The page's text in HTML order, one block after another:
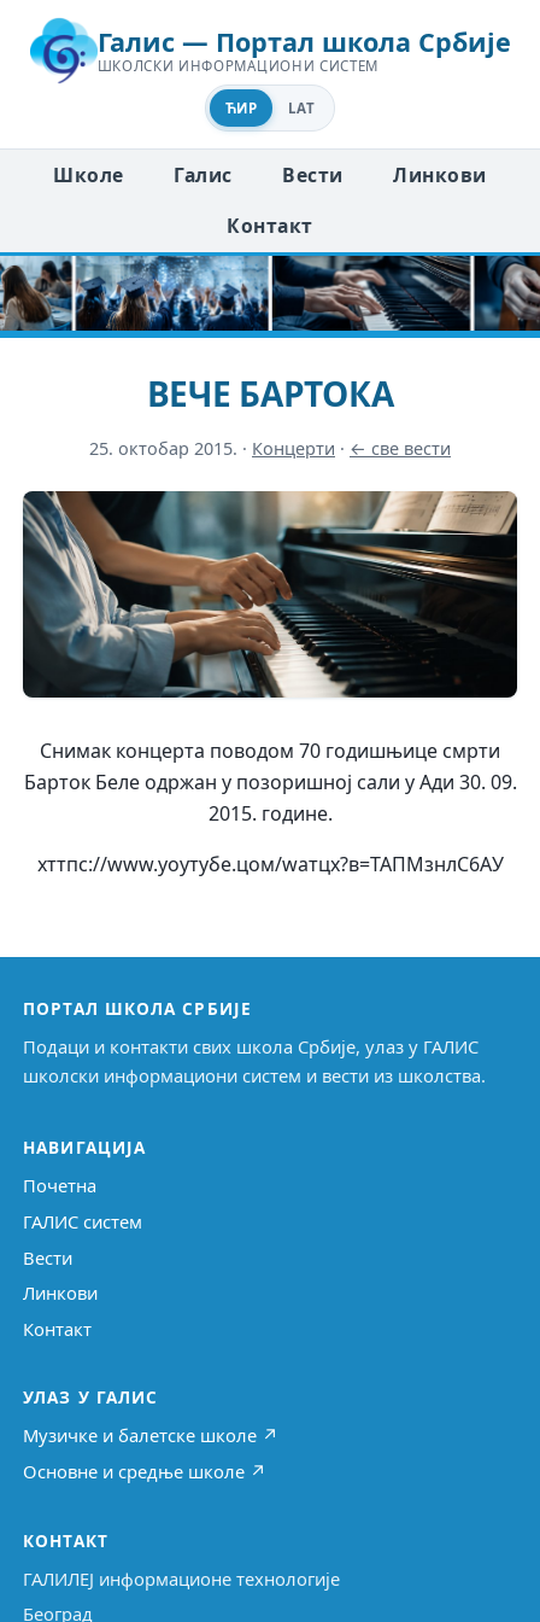
Галис — Портал школа Србије
ШКОЛСКИ ИНФОРМАЦИОНИ СИСТЕМ
ЋИР LAT
Школе Галис Вести
Линкови
Контакт
ВЕЧЕ БАРТОКА
25. октобар 2015. · Концерти · ← све вести
Снимак концерта поводом 70 годишњице смрти
Барток Беле одржан у позоришној сали у Ади 30. 09.
2015. године.
хттпс://www.yоутубе.цом/wатцх?в=ТАПМзнлС6АУ
ПОРТАЛ ШКОЛА СРБИЈЕ
Подаци и контакти свих школа Србије, улаз у ГАЛИС
школски информациони систем и вести из школства.
НАВИГАЦИЈА
Почетна
ГАЛИС систем
Вести
Линкови
Контакт
УЛАЗ У ГАЛИС
Музичке и балетске школе ↗
Основне и средње школе ↗
КОНТАКТ
ГАЛИЛЕЈ информационе технологије
Београд